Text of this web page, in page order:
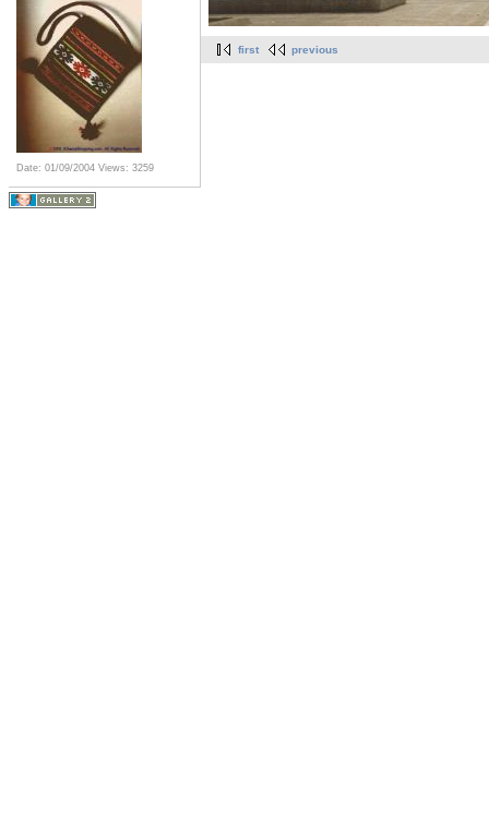
Date: 01/09/2004 Views: 3259
first previous